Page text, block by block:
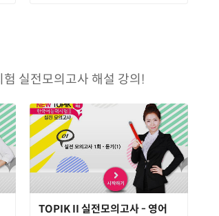
실전모의고사 해설 강의!
TOPIK II 실전모의고사 - 영어